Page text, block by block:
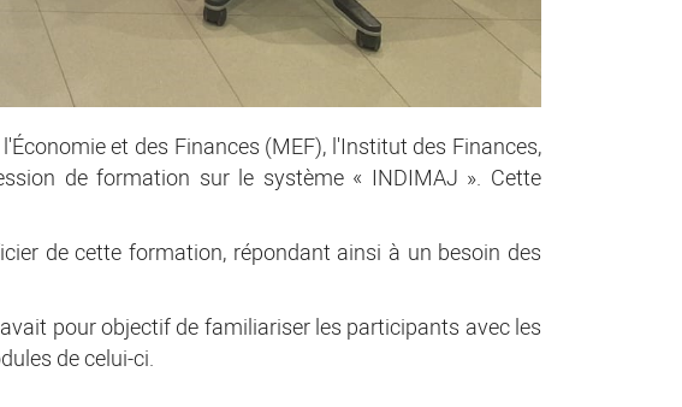
et des Finances (MEF), l'Institut des Finances,
de formation sur le système « INDIMAJ ». Cette
de cette formation, répondant ainsi à un besoin des
pour objectif de familiariser les participants avec les
de celui-ci.